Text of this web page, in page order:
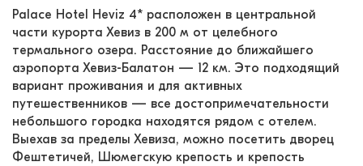
Palace Hotel Heviz 4* расположен в центральной
части курорта Хевиз в 200 м от целебного
термального озера. Расстояние до ближайшего
аэропорта Хевиз-Балатон — 12 км. Это подходящий
вариант проживания и для активных
путешественников — все достопримечательности
небольшого городка находятся рядом с отелем.
Выехав за пределы Хевиза, можно посетить дворец
Фештетичей, Шюмегскую крепость и крепость